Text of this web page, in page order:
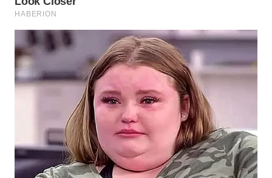
WAHANA
TV
WAHANANEWS
WAHANANEWS
NET